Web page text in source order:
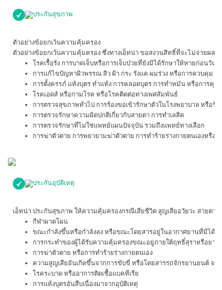
ประกันสุขภาพ
ตัวอย่างข้อยกเว้นความคุ้มครอง
ตัวอย่างข้อยกเว้นความคุ้มครอง ซึ่งทางเอ็ทน่า ขอสงวนสิทธิ์ที่จะไม่จ่ายผลป
โรคเรื้อรัง การบาดเจ็บหรือการเจ็บป่วยที่ยังมิได้รักษาให้หายก่อน
การแก้ไขปัญหาผิวพรรณ สิว ฝ้า กระ รังแค ผมร่วง หรือการควบคุม น้
การตั้งครรภ์ แท้งบุตร ทำแท้ง การคลอดบุตร การทำหมัน หรือการคุม
โรคเอดส์ หรือกามโรค หรือโรคติดต่อทางเพศสัมพันธ์
การตรวจสุขภาพทั่วไป การร้องขอเข้ารักษาตัวในโรงพยาบาล หรือ
การตรวจรักษาความผิดปกติเกี่ยวกับสายตา การทำเลสิค
การตรวจรักษาที่ไม่ใช่แพทย์แผนปัจจุบัน รวมถึงแพทย์ทางเลือก
การฆ่าตัวตาย การพยายามฆ่าตัวตาย การทำร้ายร่างกายตนเองหรื
ประกันอุบัติเหตุ
เอ็ทน่า ประกันสุขภาพ ให้ความคุ้มครองกรณีเสียชีวิต สูญเสียอวัยวะ สายตา
กีฬาผาดโผน
ขณะกำลังขึ้นหรือกำลังลง หรือขณะโดยสารอยู่ในอากาศยานที่มิได้
การกระทำของผู้ได้รับความคุ้มครองขณะอยู่ภายใต้ฤทธิ์สุราหรือยาเ
การฆ่าตัวตาย หรือการทำร้ายร่างกายตนเอง
ความสูญเสียอันเกิดขึ้นจากการขับขี่ หรือโดยสารรถจักรยานยนต์ จ
โรคระบาด หรืออาการติดเชื้อแบคทีเรีย
การแท้งบุตรอันสืบเนื่องมาจากอุบัติเหตุ